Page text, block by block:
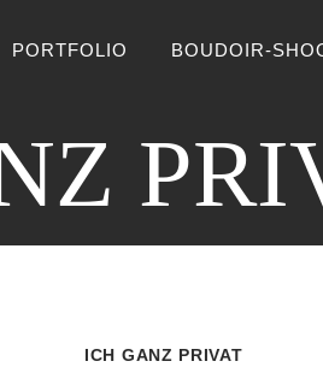
PORTFOLIO BOUDOIR-
ICH GANZ PRIVAT